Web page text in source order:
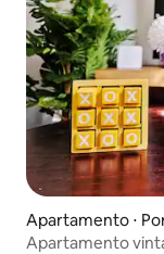
Apartamento ⋅
Apartamento